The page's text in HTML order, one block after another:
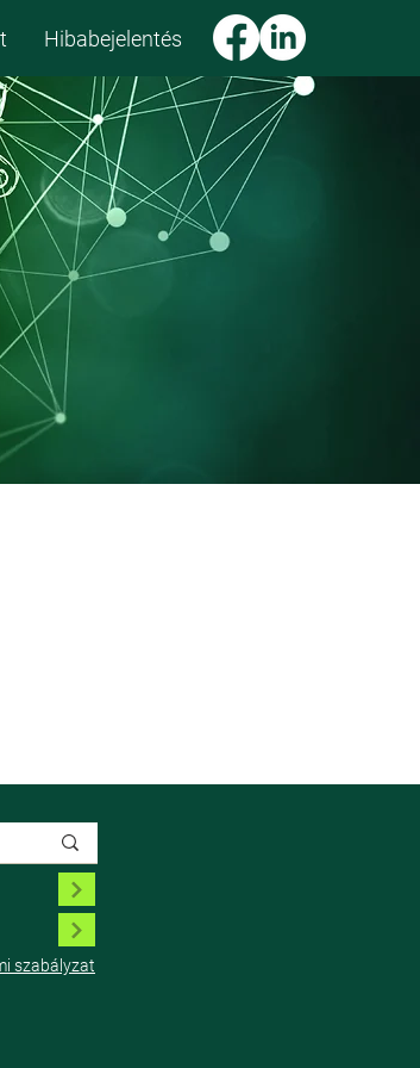
Hibabejelentés
szabályzat